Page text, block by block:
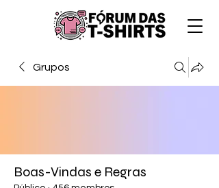
Grupos
Boas-Vindas e Regras